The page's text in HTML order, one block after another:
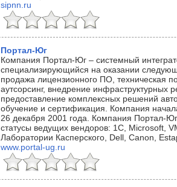
sipnn.ru
Портал-Юг
Компания Портал-Юг – системный
специализирующийся на оказании
продажа лицензионного ПО, техническая
аутсорсинг, внедрение инфраструктурных
предоставление комплексных решений
обучение и сертификация. Компания
26 декабря 2001 года. Компания Портал-
статусы ведущих вендоров: 1С, Microsoft,
Лаборатории Касперского, Dell, Canon,
www.portal-ug.ru